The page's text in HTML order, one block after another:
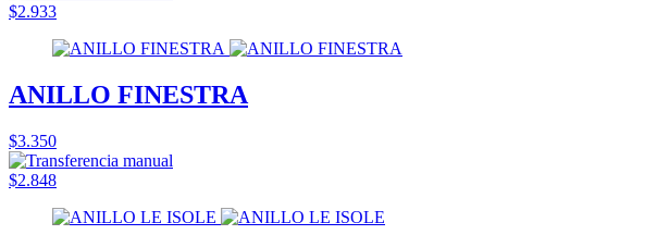
$2.933
ANILLO FINESTRA
$3.350
$2.848